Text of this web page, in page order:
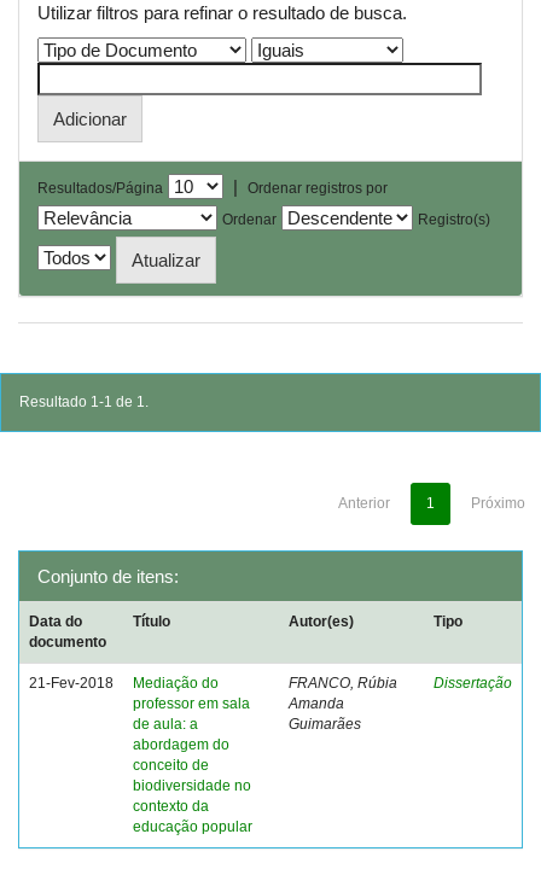
Utilizar filtros para refinar o resultado de busca.
Resultados/Página |
Ordenar registros por
Ordenar
Registro(s)
Resultado 1-1 de 1.
Anterior 1 Próximo
Conjunto de itens:
Data do
documento
Título Autor(es) Tipo
21-Fev-2018
Mediação do
professor em sala
de aula: a
abordagem do
conceito de
biodiversidade no
contexto da
educação popular
FRANCO, Rúbia
Amanda
Guimarães
Dissertação